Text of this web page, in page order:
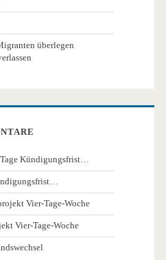
überlegen
Kündigungsfrist…
Vier-Tage-Woche
Vier-Tage-Woche